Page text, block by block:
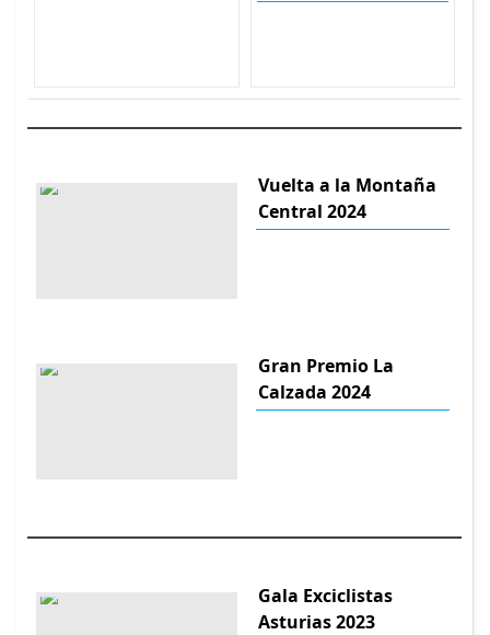
Vuelta a la Montaña
Central 2024
Gran Premio La
Calzada 2024
Gala Exciclistas
Asturias 2023